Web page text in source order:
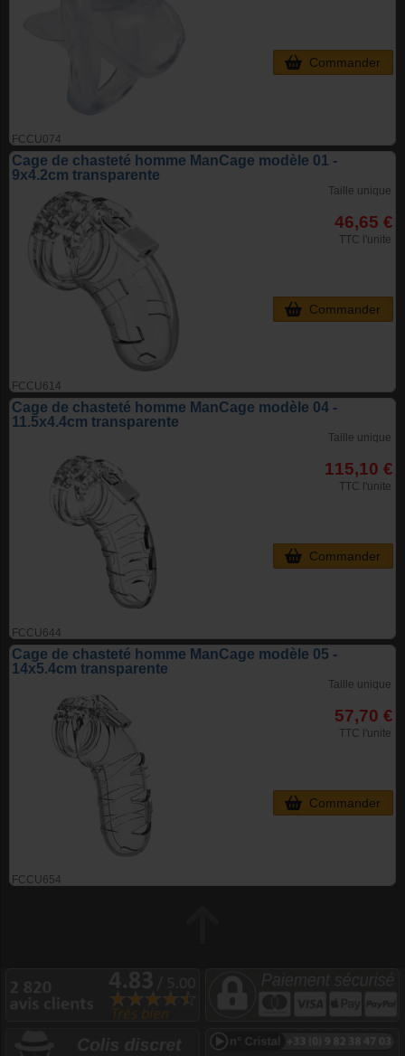
FCCU074
Commander
Cage de chasteté homme ManCage modèle 01 -
9x4.2cm transparente
FCCU614
Taille unique
46,65 €
TTC l'unite
Commander
Cage de chasteté homme ManCage modèle 04 -
11.5x4.4cm transparente
FCCU644
Taille unique
115,10 €
TTC l'unite
Commander
Cage de chasteté homme ManCage modèle 05 -
14x5.4cm transparente
FCCU654
Taille unique
57,70 €
TTC l'unite
Commander